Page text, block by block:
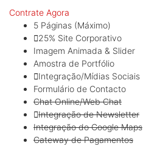
Contrate Agora
5 Páginas (Máximo)
25% Site Corporativo
Imagem Animada & Slider
Amostra de Portfólio
Integração/Mídias Sociais
Formulário de Contacto
Chat Online/Web Chat
Integração de Newsletter
Integração do Google Maps
Gateway de Pagamentos